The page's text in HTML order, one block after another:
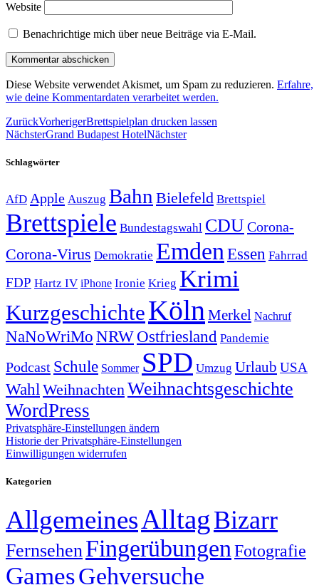
Website
Benachrichtige mich über neue Beiträge via E-Mail.
Diese Website verwendet Akismet, um Spam zu reduzieren. Erfahre,
wie deine Kommentardaten verarbeitet werden.
ZurückVorherigerBrettspielplan drucken lassen
NächsterGrand Budapest HotelNächster
Schlagwörter
AfD Apple Auszug Bahn Bielefeld Brettspiel
Brettspiele Bundestagswahl CDUCorona-
Corona-Virus Demokratie Emden Essen Fahrrad
FDP Hartz IV iPhone Ironie Krieg Krimi
KurzgeschichteKöln Merkel Nachruf
NaNoWriMo NRWOstfriesland Pandemie
Podcast Schule Sommer SPD Umzug Urlaub USA
Wahl Weihnachten Weihnachtsgeschichte
WordPress
Privatsphäre-Einstellungen ändern
Historie der Privatsphäre-Einstellungen
Einwilligungen widerrufen
Kategorien
AllgemeinesAlltagBizarr
FernsehenFingerübungen Fotografie
GamesGehversuche